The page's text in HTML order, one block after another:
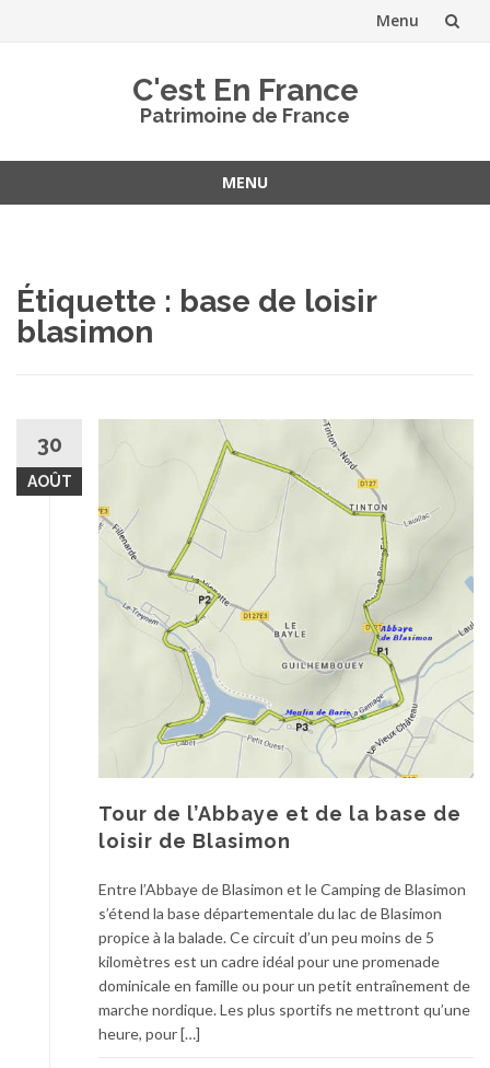
Menu
C'est En France
Patrimoine de France
MENU
Étiquette : base de loisir
blasimon
30
AOÛT
Tour de l’Abbaye et de la base de
loisir de Blasimon
Entre l’Abbaye de Blasimon et le Camping de Blasimon
s’étend la base départementale du lac de Blasimon
propice à la balade. Ce circuit d’un peu moins de 5
kilomètres est un cadre idéal pour une promenade
dominicale en famille ou pour un petit entraînement de
marche nordique. Les plus sportifs ne mettront qu’une
heure, pour […]